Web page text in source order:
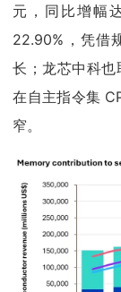
元，同比增幅
22.90%，凭借
长；龙芯中科也
在自主指令集
窄。